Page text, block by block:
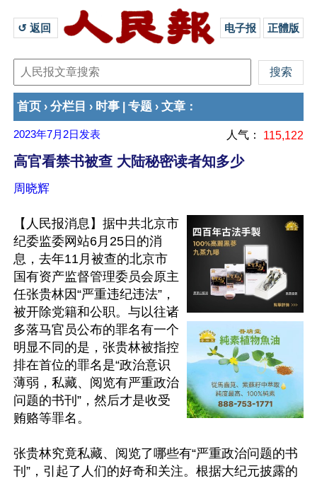
↺ 返回 电子报 正體版
首页 › 分栏目 › 时事 专题 › 文章 ：
2023年7月2日 发表 人气： 115,122
高官看禁书被查 大陆秘密读者知多少
周晓辉
【人民报消息】据中共北京市
纪委监委网站6月25日的消
息，去年11月被查的北京市
国有资产监督管理委员会原主
任张贵林因“严重违纪违法”，
被开除党籍和公职。与以往诸
多落马官员公布的罪名有一个
明显不同的是，张贵林被指控
排在首位的罪名是“政治意识
薄弱，私藏、阅览有严重政治
问题的书刊”，然后才是收受
贿赂等罪名。
张贵林究竟私藏、阅览了哪些有“严重政治问题的书
刊”，引起了人们的好奇和关注。根据大纪元披露的